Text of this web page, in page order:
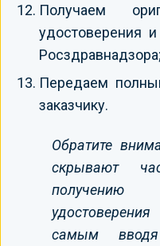
Получаем
удостоверения
Росздравнадзора;
Передаем
заказчику.
Обратите
скрывают
получению
самым